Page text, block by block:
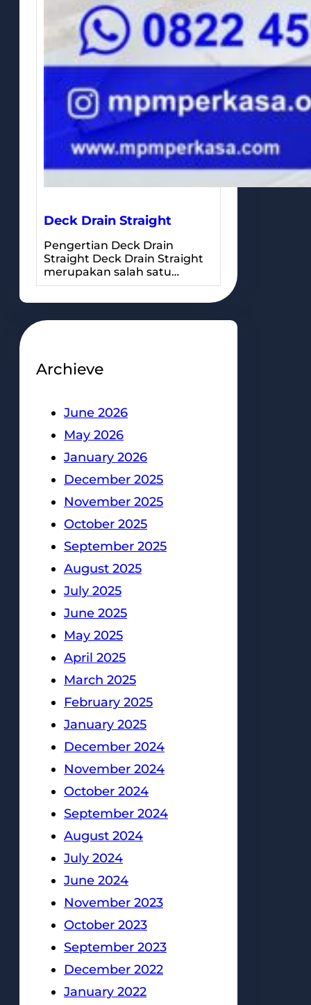
Deck Drain Straight
Pengertian Deck Drain
Straight Deck Drain Straight
merupakan salah satu…
Archieve
June 2026
May 2026
January 2026
December 2025
November 2025
October 2025
September 2025
August 2025
July 2025
June 2025
May 2025
April 2025
March 2025
February 2025
January 2025
December 2024
November 2024
October 2024
September 2024
August 2024
July 2024
June 2024
November 2023
October 2023
September 2023
December 2022
January 2022